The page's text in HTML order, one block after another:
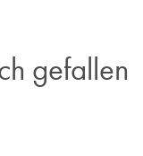
gefallen